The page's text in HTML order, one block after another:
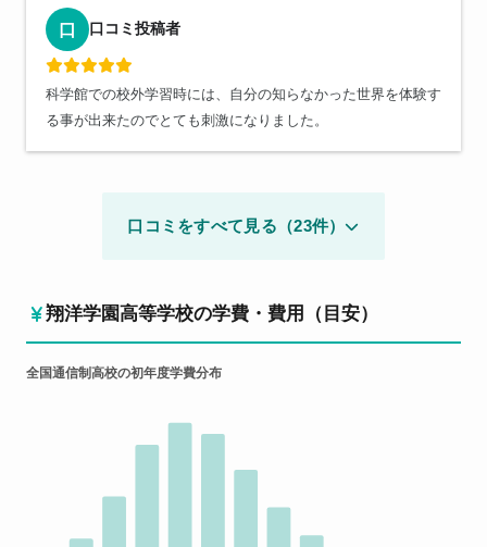
口 口コミ投稿者
科学館での校外学習時には、自分の知らなかった世界を体験す
る事が出来たのでとても刺激になりました。
口コミをすべて見る（23件）
翔洋学園高等学校の学費・費用（目安）
全国通信制高校の初年度学費分布